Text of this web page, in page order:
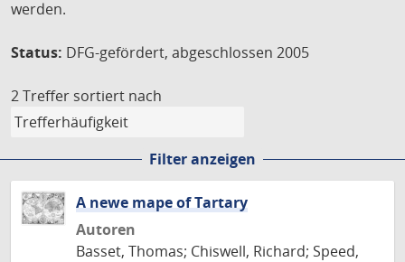
werden.
Status: DFG-gefördert, abgeschlossen 2005
2 Treffer sortiert nach
Filter anzeigen
A newe mape of Tartary
Autoren
Basset, Thomas; Chiswell, Richard; Speed,